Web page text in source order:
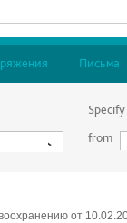
Письма
from
от